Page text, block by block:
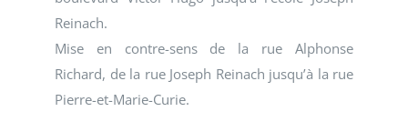
Reinach.
Mise en contre-sens de la rue Alphonse
Richard, de la rue Joseph Reinach jusqu’à la rue
Pierre-et-Marie-Curie.